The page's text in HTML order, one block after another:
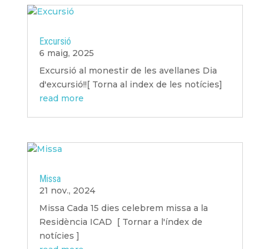
Excursió
6 maig, 2025
Excursió al monestir de les avellanes Dia
d'excursió!![ Torna al index de les notícies]
read more
Missa
21 nov., 2024
Missa Cada 15 dies celebrem missa a la
Residència ICAD [ Tornar a l'índex de
notícies ]